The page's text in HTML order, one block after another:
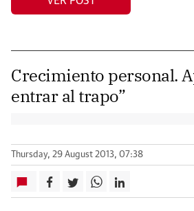
Crecimiento personal.
entrar al trapo”
Thursday, 29 August 2013, 07:38